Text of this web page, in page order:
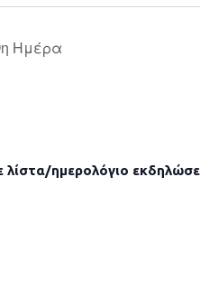
Ημέρα
λίστα/ημερολόγιο